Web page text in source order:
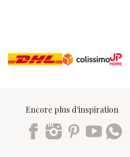
Encore plus d'inspiration